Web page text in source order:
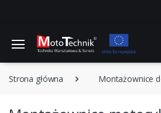
Strona główna Montażownice